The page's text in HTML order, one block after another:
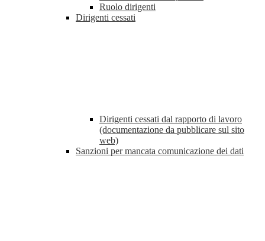
Ruolo dirigenti
Dirigenti cessati
Dirigenti cessati dal rapporto di lavoro
(documentazione da pubblicare sul sito
web)
Sanzioni per mancata comunicazione dei dati